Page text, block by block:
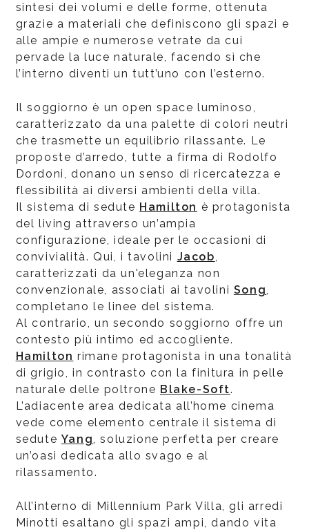
sintesi dei volumi e delle forme, ottenuta
grazie a materiali che definiscono gli spazi e
alle ampie e numerose vetrate da cui
pervade la luce naturale, facendo sì che
l’interno diventi un tutt’uno con l’esterno.
Il soggiorno è un open space luminoso,
caratterizzato da una palette di colori neutri
che trasmette un equilibrio rilassante. Le
proposte d’arredo, tutte a firma di Rodolfo
Dordoni, donano un senso di ricercatezza e
flessibilità ai diversi ambienti della villa.
Il sistema di sedute Hamilton è protagonista
del living attraverso un’ampia
configurazione, ideale per le occasioni di
convivialità. Qui, i tavolini Jacob,
caratterizzati da un'eleganza non
convenzionale, associati ai tavolini Song,
completano le linee del sistema.
Al contrario, un secondo soggiorno offre un
contesto più intimo ed accogliente.
Hamilton rimane protagonista in una tonalità
di grigio, in contrasto con la finitura in pelle
naturale delle poltrone Blake-Soft.
L’adiacente area dedicata all’home cinema
vede come elemento centrale il sistema di
sedute Yang, soluzione perfetta per creare
un’oasi dedicata allo svago e al
rilassamento.
All’interno di Millennium Park Villa, gli arredi
Minotti esaltano gli spazi ampi, dando vita